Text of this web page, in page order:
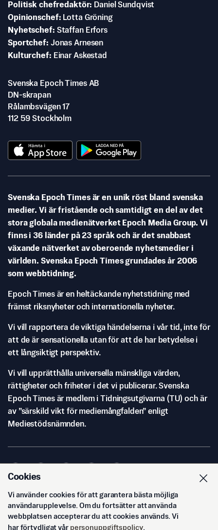
Politisk chefredaktör
Daniel Sundqvist
Opinionschef
Lotta Gröning
Nyhetschef Staffan Erfors
Sportchef Jonas Arnesen
Kulturchef
Einar Askestad
Svenska Epoch Times AB
DN-skrapan
Rålambsvägen 17
112 59 Stockholm
Svenska Epoch Times är en unik röst bland svenska
medier. Vi är fristående och samtidigt en del av det
stora globala medienätverket Epoch Media Group. Vi
finns i 36 länder på 23 språk och är det snabbast
växande nätverket av oberoende nyhetsmedier i
världen. Svenska Epoch Times grundades år 2006
som webbtidning.
Epoch Times är en heltäckande nyhetstidning med
främst riksnyheter och internationella nyheter.
Vi vill rapportera de viktiga händelserna i vår tid, inte för
att de är sensationella utan för att de har betydelse i
ett långsiktigt perspektiv.
Vi vill upprätthålla universella mänskliga värden,
rättigheter och friheter i det vi publicerar. Svenska
Epoch Times är medlem i Tidningsutgivarna (TU) och är
av ”särskild vikt för mediemångfalden” enligt
Mediestödsnämnden.
© Svenska Epoch Times AB2026
Cookies
Vi använder cookies för att garantera bästa möjliga
användarupplevelse. Om du fortsätter att använda
webbplatsen accepterar du att cookies används. Vi
har förtydligat vår personuppgiftspolicy.